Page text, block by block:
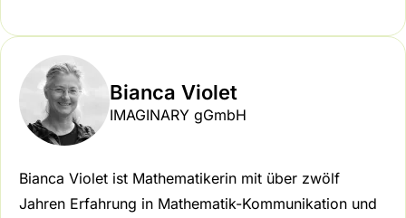
Bianca Violet
IMAGINARY gGmbH
Bianca Violet ist Mathematikerin mit über zwölf
Jahren Erfahrung in Mathematik-Kommunikation und